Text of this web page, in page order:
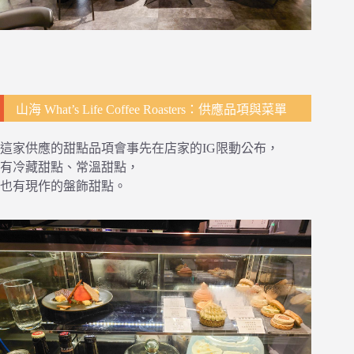
山海 What’s Life Coffee Roasters：供應品項與菜單
這家供應的甜點品項會事先在店家的IG限動公布，
有冷藏甜點、常溫甜點，
也有現作的盤飾甜點。